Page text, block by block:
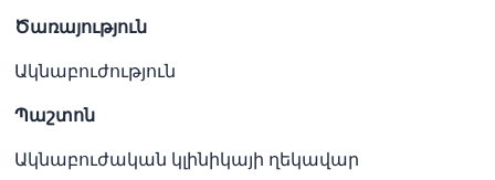
Ծառայություն
Ակնաբուժություն
Պաշտոն
Ակնաբուժական կլինիկայի ղեկավար